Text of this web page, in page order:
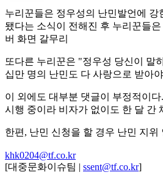
누리꾼들은 정우성의 난민발언에
됐다는 소식이 전해진 후 누리꾼들
버 화면 갈무리
또다른 누리꾼은 "정우성 당신이 말
십만 명의 난민도 다 사랑으로 받아
이 외에도 대부분 댓글이 부정적이
시행 중이라 비자가 없이도 한 달 간
한편, 난민 신청을 할 경우 난민 지
khk0204@tf.co.kr
[대중문화이슈팀 | ssent@tf.co.kr]